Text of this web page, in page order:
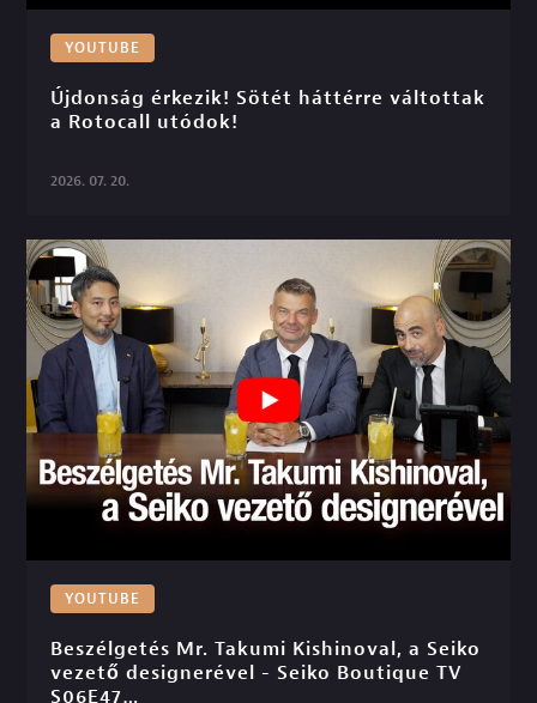
YOUTUBE
Újdonság érkezik! Sötét háttérre váltottak
a Rotocall utódok!
2026. 07. 20.
YOUTUBE
Beszélgetés Mr. Takumi Kishinoval, a Seiko
vezető designerével - Seiko Boutique TV
S06E47